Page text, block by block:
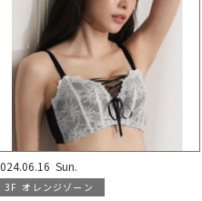
Sun.
3F オレンジゾーン